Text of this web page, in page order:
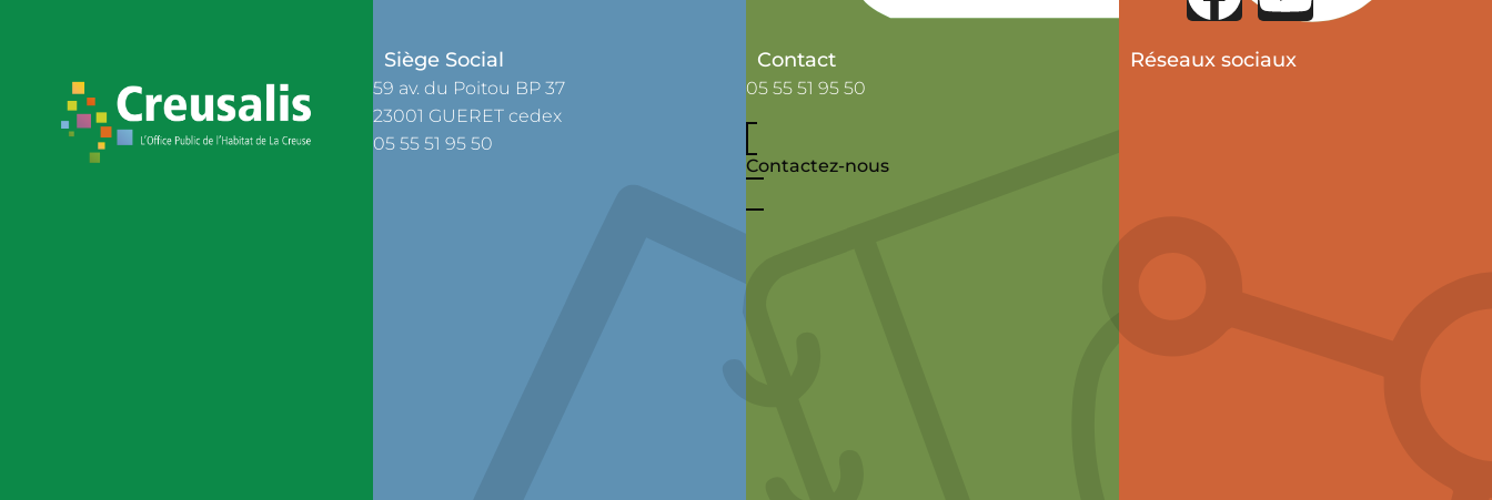
Siège Social
59 av. du Poitou BP 37
23001 GUERET cedex
05 55 51 95 50
Contact
05 55 51 95 50
Contactez-nous
Réseaux sociaux